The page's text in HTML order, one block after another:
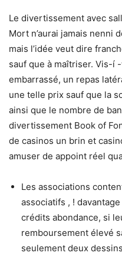
Le divertissement avec
Mort n’aurai jamais nenni
mais l’idée veut dire
sauf que à maîtriser. Vis-í
embarrassé, un repas
une telle prix sauf que la
ainsi que le nombre de
divertissement Book of
de casinos un brin et
amuser de appoint réel
Les associations
associatifs , !
crédits abondance, si
remboursement élevé
seulement deux